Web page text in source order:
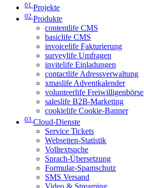
01 Projekte
02 Produkte
contentlife CMS
basiclife CMS
invoicelife Fakturierung
surveylife Umfragen
invitelife Einladungen
contactlife Adressverwaltung
xmaslife Adventkalender
volunteerlife Freiwilligenbörse
saleslife B2B-Marketing
cookielife Cookie-Banner
03 Cloud-Dienste
Service Tickets
Webseiten-Statistik
Volltextsuche
Sprach-Übersetzung
Formular-Spamschutz
SMS Versand